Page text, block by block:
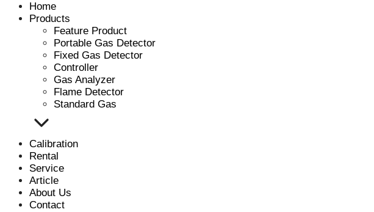
Home
Products
Feature Product
Portable Gas Detector
Fixed Gas Detector
Controller
Gas Analyzer
Flame Detector
Standard Gas
Calibration
Rental
Service
Article
About Us
Contact